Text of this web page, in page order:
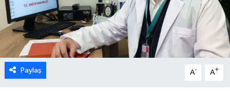
Paylaş A- A+